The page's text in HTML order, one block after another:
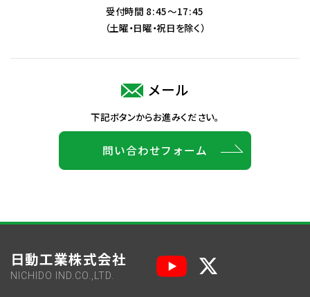
受付時間 8:45～17:45
（土曜・日曜・祝日を除く）
メール
下記ボタンからお進みください。
問い合わせフォーム
日動工業株式会社
NICHIDO IND.CO.,LTD.